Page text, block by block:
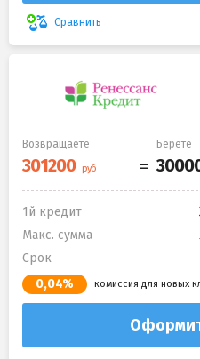
Сравнить
Возвращаете Берете
1й кредит
Макс. сумма
Срок
0,04% комиссия для новых